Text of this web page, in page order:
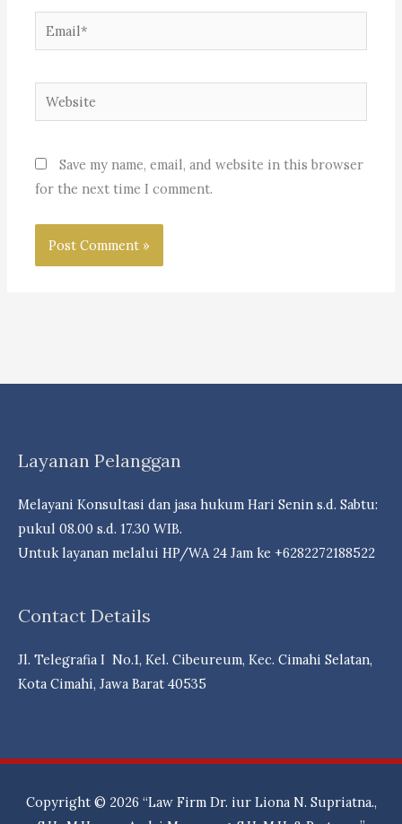
Email*
Website
Save my name, email, and website in this browser
for the next time I comment.
Layanan Pelanggan
Melayani Konsultasi dan jasa hukum Hari Senin s.d. Sabtu:
pukul 08.00 s.d. 17.30 WIB.
Untuk layanan melalui HP/WA 24 Jam ke +6282272188522
Contact Details
Jl. Telegrafia I No.1, Kel. Cibeureum, Kec. Cimahi Selatan,
Kota Cimahi, Jawa Barat 40535
Copyright © 2026 “Law Firm Dr. iur Liona N. Supriatna.,